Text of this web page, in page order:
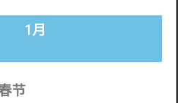
1月
节